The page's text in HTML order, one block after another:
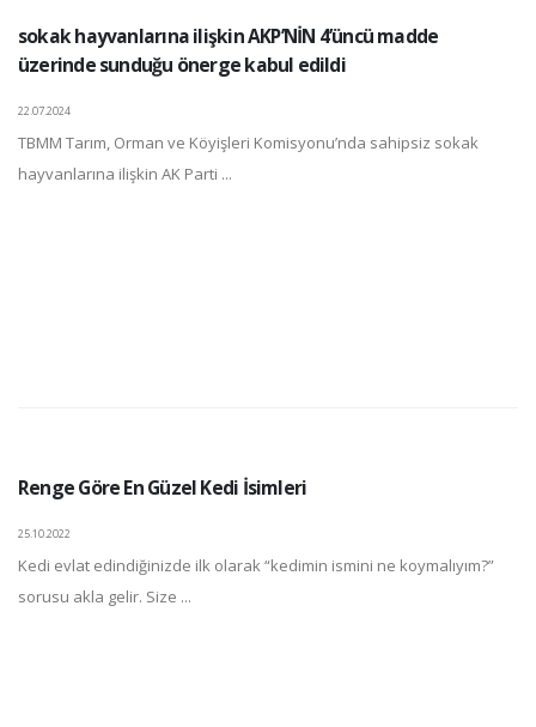
sokak hayvanlarına ilişkin AKP’NİN 4’üncü madde
üzerinde sunduğu önerge kabul edildi
22.07.2024
TBMM Tarım, Orman ve Köyişleri Komisyonu’nda sahipsiz sokak
hayvanlarına ilişkin AK Parti ...
Renge Göre En Güzel Kedi İsimleri
25.10.2022
Kedi evlat edindiğinizde ilk olarak “kedimin ismini ne koymalıyım?”
sorusu akla gelir. Size ...